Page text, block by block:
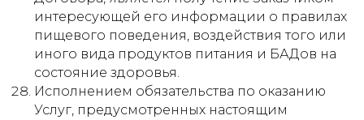
интересующей его информации о правилах
пищевого поведения, воздействия того или
иного вида продуктов питания и БАДов на
состояние здоровья.
Исполнением обязательства по оказанию
Услуг, предусмотренных настоящим